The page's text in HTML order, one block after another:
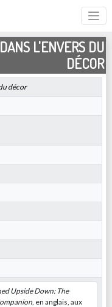
L'ENVERS DU
DÉCOR
décor
Upside Down: The
, en anglais, aux